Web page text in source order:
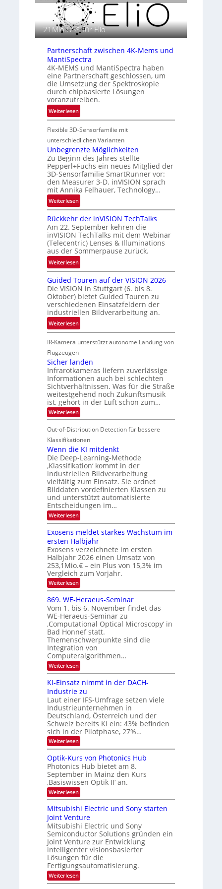
g
a
f
e
i
n
L
u
f
t
-
n
R
a
u
m
f
a
h
r
t
t
e
c
h
n
i
k
n
i
n
M
E
A
-
R
e
g
i
o
n
21Mio.US$ für Elio
Partnerschaft zwischen 4K-Mems und
MantiSpectra
4K-MEMS und MantiSpectra haben
eine Partnerschaft geschlossen, um
die Umsetzung der Spektroskopie
durch chipbasierte Lösungen
voranzutreiben.
Weiterlesen:
P
a
r
t
n
e
r
s
c
h
t
z
w
i
s
c
h
e
n
4
K
M
e
m
s
u
n
d
M
a
n
t
i
S
p
e
c
t
r
a
Flexible 3D-Sensorfamilie mit
unterschiedlichen Varianten
Unbegrenzte Möglichkeiten
Zu Beginn des Jahres stellte
Pepperl+Fuchs ein neues Mitglied der
3D-Sensorfamilie SmartRunner vor:
den Measurer 3-D. inVISION sprach
mit Annika Felhauer, Technology…
Weiterlesen:
U
n
b
e
g
r
e
z
t
e
M
ö
g
l
i
c
h
k
e
i
t
e
n
Rückkehr der inVISION TechTalks
Am 22. September kehren die
inVISION TechTalks mit dem Webinar
(Telecentric) Lenses & Illuminations
aus der Sommerpause zurück.
Weiterlesen:
R
ü
c
k
k
e
h
d
e
r
i
n
V
I
S
I
O
N
T
e
c
h
T
a
l
k
s
Guided Touren auf der VISION 2026
Die VISION in Stuttgart (6. bis 8.
Oktober) bietet Guided Touren zu
verschiedenen Einsatzfeldern der
industriellen Bildverarbeitung an.
Weiterlesen:
G
u
i
d
e
d
T
o
u
r
e
u
f
d
e
r
V
I
S
I
O
N
2
0
2
6
IR-Kamera unterstützt autonome Landung von
Flugzeugen
Sicher landen
Infrarotkameras liefern zuverlässige
Informationen auch bei schlechten
Sichtverhältnissen. Was für die Straße
weitestgehend noch Zukunftsmusik
ist, gehört in der Luft schon zum…
Weiterlesen:
S
c
h
r
l
a
n
d
e
n
Out-of-Distribution Detection für bessere
Klassifikationen
Wenn die KI mitdenkt
Die Deep-Learning-Methode
‚Klassifikation‘ kommt in der
industriellen Bildverarbeitung
vielfältig zum Einsatz. Sie ordnet
Bilddaten vordefinierten Klassen zu
und unterstützt automatisierte
Entscheidungen im…
Weiterlesen:
W
n
n
d
i
e
K
I
m
i
t
d
e
n
k
t
Exosens meldet starkes Wachstum im
ersten Halbjahr
Exosens verzeichnete im ersten
Halbjahr 2026 einen Umsatz von
253,1Mio.€ – ein Plus von 15,3% im
Vergleich zum Vorjahr.
Weiterlesen:
E
x
o
s
e
n
s
m
e
l
d
e
t
s
t
a
r
k
e
s
W
a
c
h
s
t
u
m
i
m
e
s
t
e
n
H
a
l
b
j
a
h
869. WE-Heraeus-Seminar
Vom 1. bis 6. November findet das
WE-Heraeus-Seminar zu
‚Computational Optical Microscopy‘ in
Bad Honnef statt.
Themenschwerpunkte sind die
Integration von
Computeralgorithmen…
Weiterlesen:
8
9
.
W
E
-
H
e
r
a
e
u
s
-
S
e
m
i
a
r
KI-Einsatz nimmt in der DACH-
Industrie zu
Laut einer IFS-Umfrage setzen viele
Industrieunternehmen in
Deutschland, Österreich und der
Schweiz bereits KI ein: 43% befinden
sich in der Pilotphase, 27%…
Weiterlesen:
K
-
E
i
n
s
a
z
n
i
m
m
t
i
n
d
e
r
D
Optik-Kurs von Photonics Hub
Photonics Hub bietet am 8.
September in Mainz den Kurs
‚Basiswissen Optik II‘ an.
Weiterlesen:
O
p
t
i
k
-
K
u
r
s
v
o
n
Mitsubishi Electric und Sony starten
Joint Venture
Mitsubishi Electric und Sony
Semiconductor Solutions gründen ein
Joint Venture zur Entwicklung
intelligenter visionsbasierter
Lösungen für die
Fertigungsautomatisierung.
Weiterlesen:
M